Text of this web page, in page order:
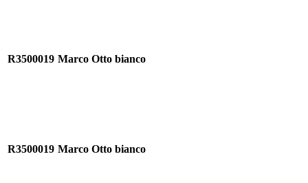
R3500019 Marco Otto bianco
R3500019 Marco Otto bianco